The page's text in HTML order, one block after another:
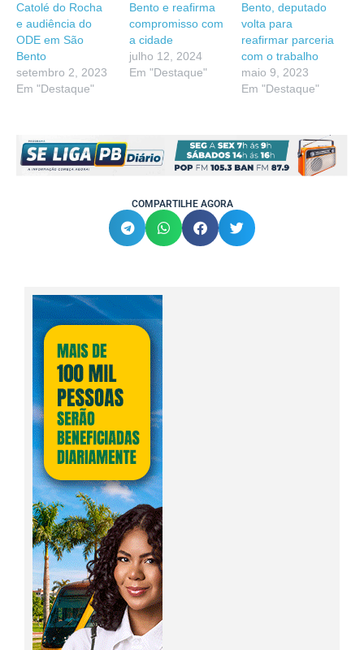
Catolé do Rocha
e audiência do
ODE em São
Bento
setembro 2, 2023
Em "Destaque"
Bento e reafirma
compromisso com
a cidade
julho 12, 2024
Em "Destaque"
Bento, deputado
volta para
reafirmar parceria
com o trabalho
maio 9, 2023
Em "Destaque"
COMPARTILHE AGORA